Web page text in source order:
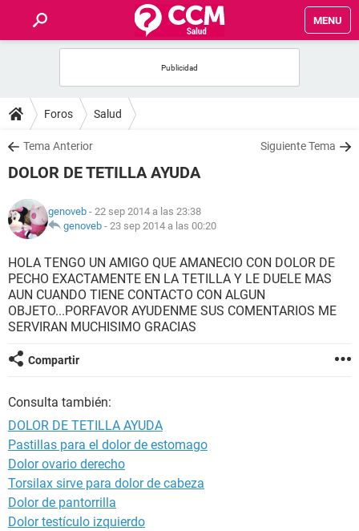
MENU
FOROS
SALUD
NUTRICIÓN
BIENESTAR
SEXUALIDAD
GLOSARIO
Foros Salud
Tema Anterior Siguiente Tema
DOLOR DE TETILLA AYUDA
genoveb - 22 sep 2014 a las 23:38
genoveb - 23 sep 2014 a las 00:20
HOLA TENGO UN AMIGO QUE AMANECIO CON DOLOR DE
PECHO EXACTAMENTE EN LA TETILLA Y LE DUELE MAS
AUN CUANDO TIENE CONTACTO CON ALGUN
OBJETO...PORFAVOR AYUDENME SUS COMENTARIOS ME
SERVIRAN MUCHISIMO GRACIAS
Compartir
Consulta también:
DOLOR DE TETILLA AYUDA
Pastillas para el dolor de estomago
Dolor ovario derecho
Torsilax sirve para dolor de cabeza
Dolor de pantorrilla
Dolor testículo izquierdo